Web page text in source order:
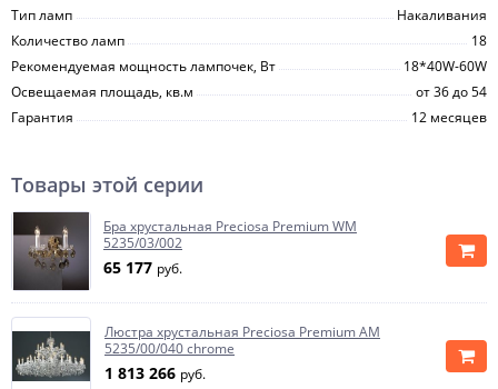
Тип ламп
Накаливания
Количество ламп
18
Рекомендуемая мощность лампочек, Вт
18*40W-60W
Освещаемая площадь, кв.м
от 36 до 54
Гарантия
12 месяцев
Товары этой серии
Бра хрустальная Preciosa Premium WM
5235/03/002
65 177 руб.
Люстра хрустальная Preciosa Premium AM
5235/00/040 chrome
1 813 266 руб.